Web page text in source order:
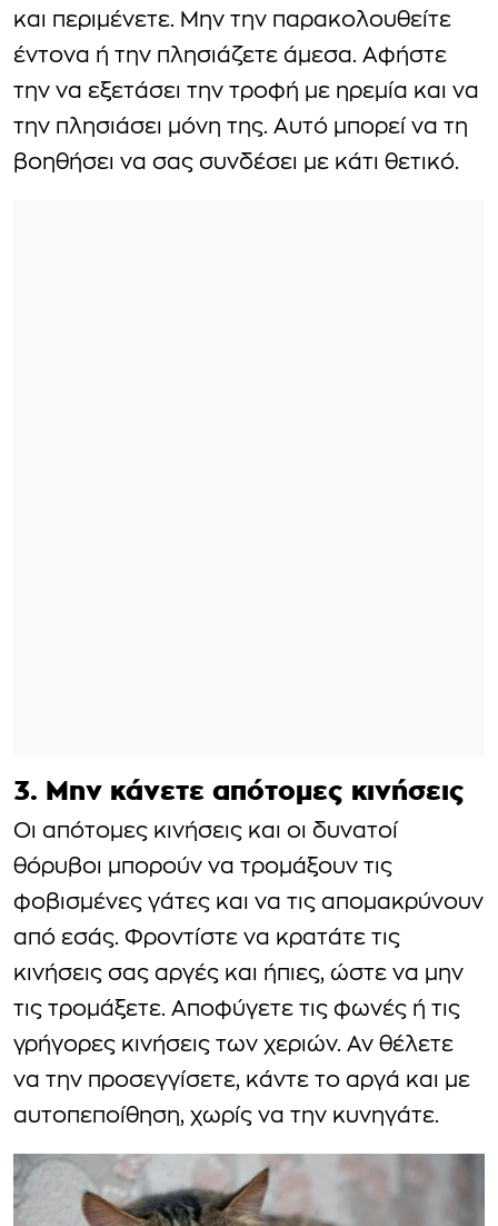
και περιμένετε. Μην την παρακολουθείτε
έντονα ή την πλησιάζετε άμεσα. Αφήστε
την να εξετάσει την τροφή με ηρεμία και να
την πλησιάσει μόνη της. Αυτό μπορεί να τη
βοηθήσει να σας συνδέσει με κάτι θετικό.
3. Μην κάνετε απότομες κινήσεις
Οι απότομες κινήσεις και οι δυνατοί
θόρυβοι μπορούν να τρομάξουν τις
φοβισμένες γάτες και να τις απομακρύνουν
από εσάς. Φροντίστε να κρατάτε τις
κινήσεις σας αργές και ήπιες, ώστε να μην
τις τρομάξετε. Αποφύγετε τις φωνές ή τις
γρήγορες κινήσεις των χεριών. Αν θέλετε
να την προσεγγίσετε, κάντε το αργά και με
αυτοπεποίθηση, χωρίς να την κυνηγάτε.